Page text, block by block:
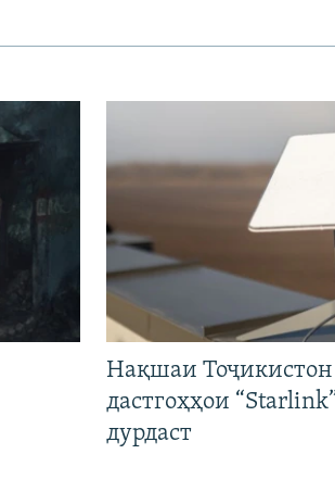
Нақшаи Тоҷикистон
дастгоҳҳои
дурдаст